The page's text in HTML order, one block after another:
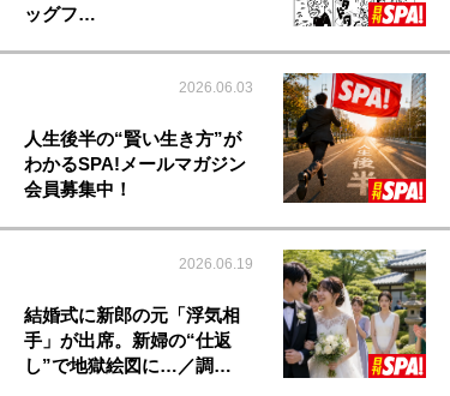
ッグフ…
2026.06.03
人生後半の“賢い生き方”が
わかるSPA!メールマガジン
会員募集中！
2026.06.19
結婚式に新郎の元「浮気相
手」が出席。新婦の“仕返
し”で地獄絵図に…／調…